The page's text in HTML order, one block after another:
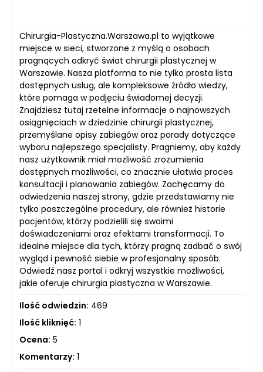
Chirurgia-Plastyczna.Warszawa.pl to wyjątkowe
miejsce w sieci, stworzone z myślą o osobach
pragnących odkryć świat chirurgii plastycznej w
Warszawie. Nasza platforma to nie tylko prosta lista
dostępnych usług, ale kompleksowe źródło wiedzy,
które pomaga w podjęciu świadomej decyzji.
Znajdziesz tutaj rzetelne informacje o najnowszych
osiągnięciach w dziedzinie chirurgii plastycznej,
przemyślane opisy zabiegów oraz porady dotyczące
wyboru najlepszego specjalisty. Pragniemy, aby każdy
nasz użytkownik miał możliwość zrozumienia
dostępnych możliwości, co znacznie ułatwia proces
konsultacji i planowania zabiegów. Zachęcamy do
odwiedzenia naszej strony, gdzie przedstawiamy nie
tylko poszczególne procedury, ale również historie
pacjentów, którzy podzielili się swoimi
doświadczeniami oraz efektami transformacji. To
idealne miejsce dla tych, którzy pragną zadbać o swój
wygląd i pewność siebie w profesjonalny sposób.
Odwiedź nasz portal i odkryj wszystkie możliwości,
jakie oferuje chirurgia plastyczna w Warszawie.
Ilość odwiedzin: 469
Ilość kliknięć: 1
Ocena: 5
Komentarzy: 1